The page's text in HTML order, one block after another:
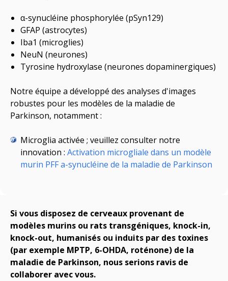
α-synucléine phosphorylée (pSyn129)
GFAP (astrocytes)
Iba1 (microglies)
NeuN (neurones)
Tyrosine hydroxylase (neurones dopaminergiques)
Notre équipe a développé des analyses d'images
robustes pour les modèles de la maladie de
Parkinson, notamment :
Microglia activée ; veuillez consulter notre
innovation : Activation microgliale dans un modèle
murin PFF a-synucléine de la maladie de Parkinson
Si vous disposez de cerveaux provenant de
modèles murins ou rats transgéniques, knock-in,
knock-out, humanisés ou induits par des toxines
(par exemple MPTP, 6-OHDA, roténone) de la
maladie de Parkinson, nous serions ravis de
collaborer avec vous.